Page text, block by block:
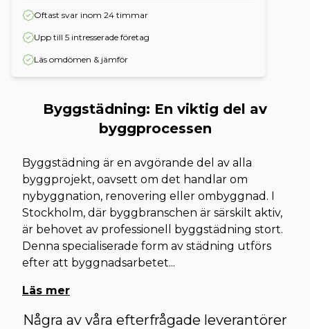
Oftast svar inom 24 timmar
Upp till 5 intresserade företag
Läs omdömen & jämför
Byggstädning: En viktig del av
byggprocessen
Byggstädning är en avgörande del av alla
byggprojekt, oavsett om det handlar om
nybyggnation, renovering eller ombyggnad. I
Stockholm, där byggbranschen är särskilt aktiv,
är behovet av professionell byggstädning stort.
Denna specialiserade form av städning utförs
efter att byggnadsarbetet...
Läs mer
Några av våra efterfrågade leverantörer